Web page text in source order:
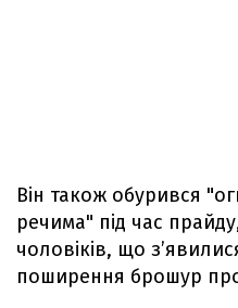
Він також обурився
речима" під час
чоловіків, що
поширення брошур